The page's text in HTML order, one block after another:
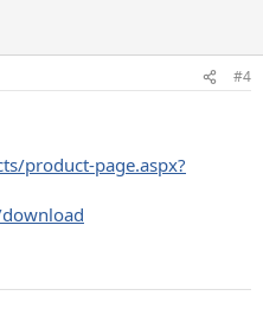
#4
product-page.aspx?